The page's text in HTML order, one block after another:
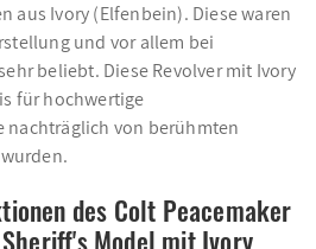
aus Ivory (Elfenbein). Diese waren
und vor allem bei
beliebt. Diese Revolver mit Ivory
für hochwertige
von berühmten
des Colt Peacemaker
Model mit Ivory